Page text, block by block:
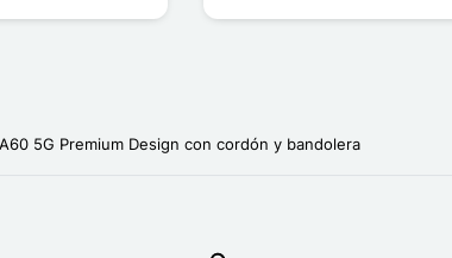
5G Premium Design con cordón y bandolera